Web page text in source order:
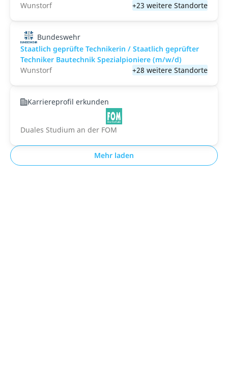
Wunstorf
+23 weitere Standorte
Bundeswehr
Staatlich geprüfte Technikerin / Staatlich geprüfter
Techniker Bautechnik Spezialpioniere (m/w/d)
Wunstorf
+28 weitere Standorte
Karriereprofil erkunden
Duales Studium an der FOM
Mehr laden